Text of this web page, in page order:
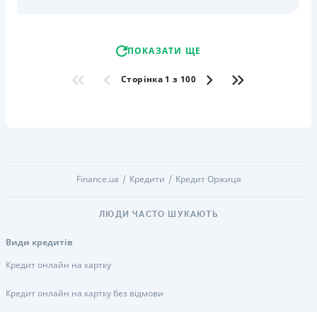
ПОКАЗАТИ ЩЕ
Сторінка 1 з 100
Finance.ua Кредити Кредит Оржиця
ЛЮДИ ЧАСТО ШУКАЮТЬ
Види кредитів
Кредит онлайн на картку
Кредит онлайн на картку без відмови